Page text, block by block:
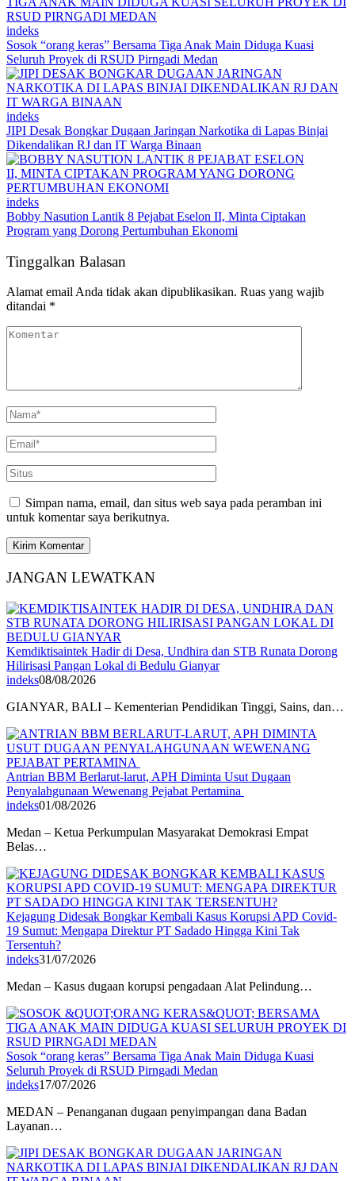
indeks
Sosok “orang keras” Bersama Tiga Anak Main Diduga Kuasi
Seluruh Proyek di RSUD Pirngadi Medan
indeks
JIPI Desak Bongkar Dugaan Jaringan Narkotika di Lapas Binjai
Dikendalikan RJ dan IT Warga Binaan
indeks
Bobby Nasution Lantik 8 Pejabat Eselon II, Minta Ciptakan
Program yang Dorong Pertumbuhan Ekonomi
Tinggalkan Balasan
Alamat email Anda tidak akan dipublikasikan. Ruas yang wajib
ditandai *
Simpan nama, email, dan situs web saya pada peramban ini
untuk komentar saya berikutnya.
JANGAN LEWATKAN
Kemdiktisaintek Hadir di Desa, Undhira dan STB Runata Dorong
Hilirisasi Pangan Lokal di Bedulu Gianyar
indeks08/08/2026
GIANYAR, BALI – Kementerian Pendidikan Tinggi, Sains, dan…
Antrian BBM Berlarut-larut, APH Diminta Usut Dugaan
Penyalahgunaan Wewenang Pejabat Pertamina
indeks01/08/2026
Medan – Ketua Perkumpulan Masyarakat Demokrasi Empat
Belas…
Kejagung Didesak Bongkar Kembali Kasus Korupsi APD Covid-
19 Sumut: Mengapa Direktur PT Sadado Hingga Kini Tak
Tersentuh?
indeks31/07/2026
Medan – Kasus dugaan korupsi pengadaan Alat Pelindung…
Sosok “orang keras” Bersama Tiga Anak Main Diduga Kuasi
Seluruh Proyek di RSUD Pirngadi Medan
indeks17/07/2026
MEDAN – Penanganan dugaan penyimpangan dana Badan
Layanan…